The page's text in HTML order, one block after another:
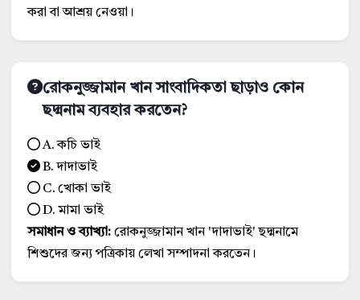
করা বা আশ্রয় নেওয়া।
রোকনুজ্জামান খান সাংবাদিকতা ছাড়াও কোন
ছদ্মনাম ব্যবহার করতেন?
A. কচি ভাই
B. দাদাভাই
C. খোকা ভাই
D. মামা ভাই
সমাধান ও ব্যাখ্যা: রোকনুজ্জামান খান 'দাদাভাই' ছদ্মনামে
শিশুদের জন্য পত্রিকায় লেখা সম্পাদনা করতেন।